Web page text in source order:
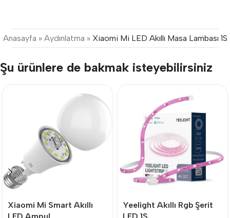
Anasayfa » Aydınlatma » Xiaomi Mi LED Akıllı Masa Lambası 1S
Şu ürünlere de bakmak isteyebilirsiniz
Xiaomi Mi Smart Akıllı
Yeelight Akıllı Rgb Şerit